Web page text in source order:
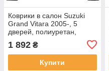
Коврики в салон Suzuki
Grand Vitara 2005-, 5
дверей, полиуретан,
1 892 ₴
Купити